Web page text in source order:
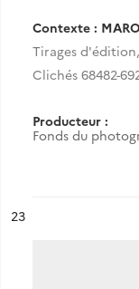
Contexte :
Tirages
Clichés 68482-
Producteur :
Fonds du
n°
23